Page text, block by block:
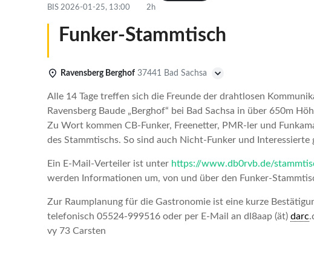
BIS 2026-01-25, 13:00 2h
Funker-Stammtisch
Ravensberg Berghof 37441 Bad Sachsa
Alle 14 Tage treffen sich die Freunde der drahtlosen
Ravensberg Baude „Berghof“ bei Bad Sachsa in über 650m
Zu Wort kommen CB-Funker, Freenetter, PMR-ler und
des Stammtischs. So sind auch Nicht-Funker und Interessierte
Ein E-Mail-Verteiler ist unter https://www.db0rvb.de/
werden Informationen um, von und über den Funker-
Zur Raumplanung für die Gastronomie ist eine kurze
telefonisch 05524-999516 oder per E-Mail an dl8aap (ät) darc
vy 73 Carsten